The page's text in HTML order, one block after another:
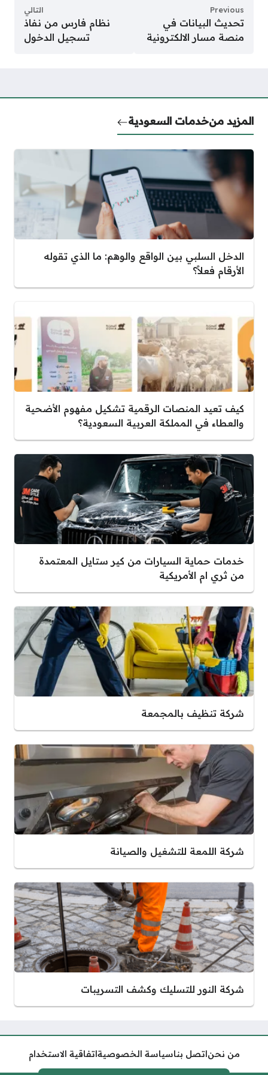
Previous
تحديث البيانات في
منصة مسار الالكترونية
التالي
نظام فارس من نفاذ
تسجيل الدخول
المزيد منخدمات السعودية
الدخل السلبي بين الواقع والوهم: ما الذي تقوله
الأرقام فعلاً؟
كيف تعيد المنصات الرقمية تشكيل مفهوم الأضحية
والعطاء في المملكة العربية السعودية؟
خدمات حماية السيارات من كير ستايل المعتمدة
من ثري ام الأمريكية
شركة تنظيف بالمجمعة
شركة اللمعة للتشغيل والصيانة
شركة النور للتسليك وكشف التسريبات
من نحناتصل بناسياسة الخصوصيةاتفاقية الاستخدام